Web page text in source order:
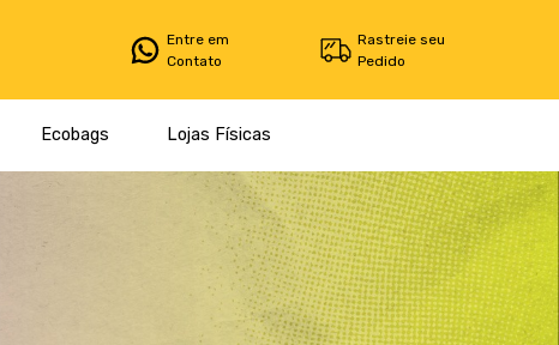
Entre em
Contato
Rastreie seu
Pedido
Ecobags Lojas Físicas
Produtos Categorias